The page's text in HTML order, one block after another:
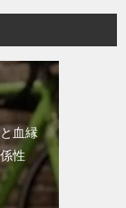
血縁
性